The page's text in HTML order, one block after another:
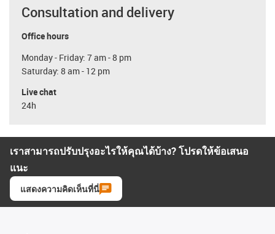
Consultation and delivery
Office hours
Monday - Friday: 7 am - 8 pm
Saturday: 8 am - 12 pm
Live chat
24h
เราสามารถปรับปรุงอะไรให้คุณได้บ้าง? โปรดให้ข้อเสนอ
แนะ
แสดงความคิดเห็นที่นี่